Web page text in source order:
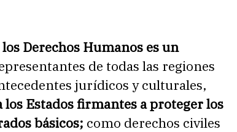
Derechos Humanos es un
de todas las regiones
jurídicos y culturales,
Estados firmantes a proteger los
básicos; como derechos civiles